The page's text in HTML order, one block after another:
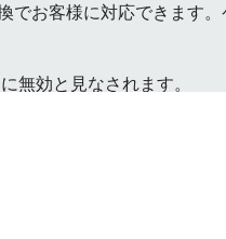
でお客様に対応できます
無効と見なされます。